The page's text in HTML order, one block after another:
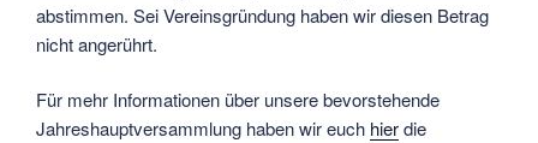
abstimmen. Sei Vereinsgründung haben wir diesen Betrag
nicht angerührt.
Für mehr Informationen über unsere bevorstehende
Jahreshauptversammlung haben wir euch hierdie